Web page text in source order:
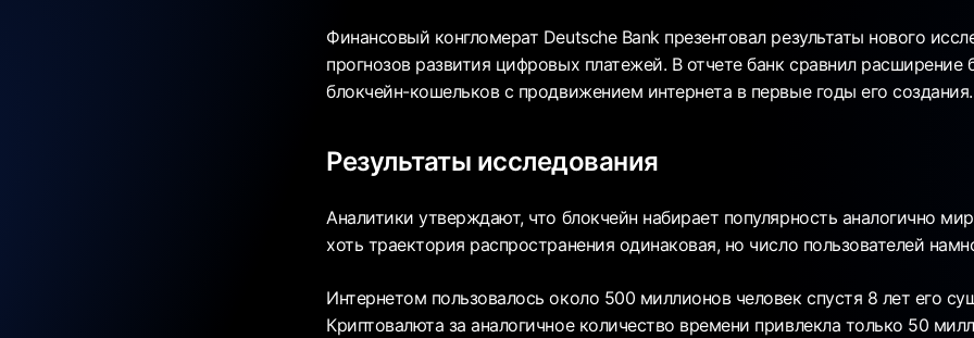
Финансовый конгломерат Deutsche Bank презентовал результаты нового
прогнозов развития цифровых платежей. В отчете банк сравнил расширение
блокчейн-кошельков с продвижением интернета в первые годы его создания.
Результаты исследования
Аналитики утверждают, что блокчейн набирает популярность аналогично
хоть траектория распространения одинаковая, но число пользователей
Интернетом пользовалось около 500 миллионов человек спустя 8 лет его
Криптовалюта за аналогичное количество времени привлекла только 50